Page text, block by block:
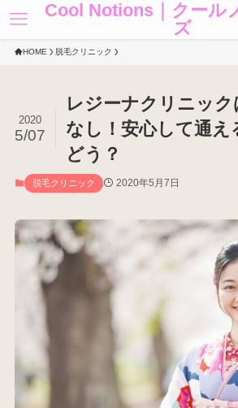
Cool Notions｜クール
ズ
HOME 脱毛クリニック
レジーナクリニッ
なし！安心して通え
どう？
2020
5/07
脱毛クリニック 2020年5月7日